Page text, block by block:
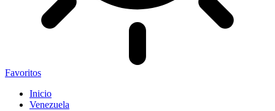
Favoritos
Inicio
Venezuela